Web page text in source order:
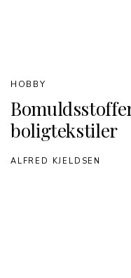
boligtekstiler
HOBBY
ALFRED KJELDSEN